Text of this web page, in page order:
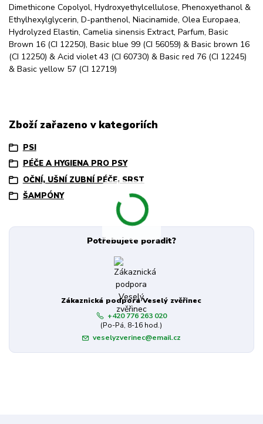
Dimethicone Copolyol, Hydroxyethylce­llulose, Phenoxyethanol &
Ethylhexylglycerin, D-panthenol, Niacinamide, Olea Europaea,
Hydrolyzed Elastin, Camelia sinensis Extract, Parfum, Basic
Brown 16 (CI 12250), Basic blue 99 (CI 56059) & Basic brown 16
(CI 12250) & Acid violet 43 (CI 60730) & Basic red 76 (CI 12245)
& Basic yellow 57 (CI 12719)
Zboží zařazeno v kategoriích
PSI
PÉČE A HYGIENA PRO PSY
OČNÍ, UŠNÍ ZUBNÍ PÉČE, SRST
ŠAMPÓNY
Potřebujete poradit?
Zákaznická podpora Veselý zvěřinec
+420 776 263 020
(Po-Pá, 8-16 hod.)
veselyzverinec@email.cz